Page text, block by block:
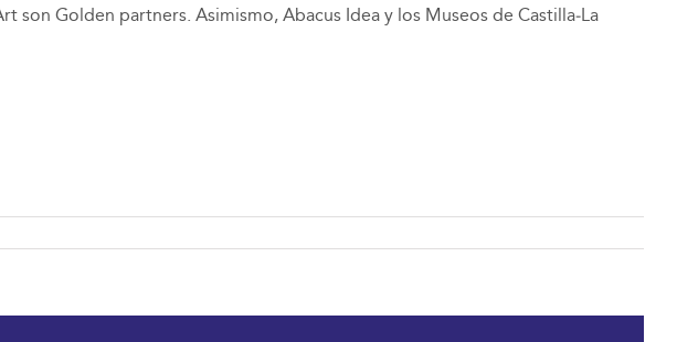
Golden partners. Asimismo, Abacus Idea y los Museos de Castilla‑La